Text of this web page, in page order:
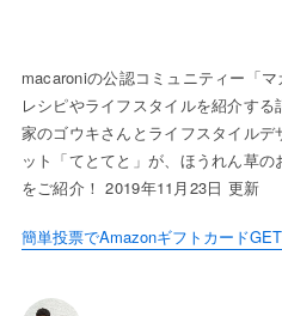
macaroniの公認コミュニティー「
レシピやライフスタイルを紹介す
家のゴウキさんとライフスタイル
ット「てとてと」が、ほうれん草
をご紹介！ 2019年11月23日 更新
簡単投票でAmazonギフトカードGET